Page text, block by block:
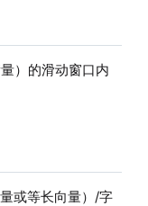
）的滑动窗口内
或等长向量）/字